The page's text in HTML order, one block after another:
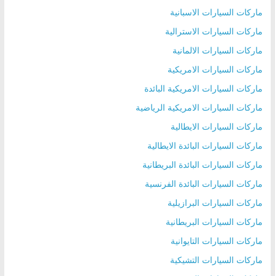
ماركات السيارات الاسبانية
ماركات السيارات الاسترالية
ماركات السيارات الالمانية
ماركات السيارات الامريكية
ماركات السيارات الامريكية البائدة
ماركات السيارات الامريكية الرياضية
ماركات السيارات الايطالية
ماركات السيارات البائدة الايطالية
ماركات السيارات البائدة البريطانية
ماركات السيارات البائدة الفرنسية
ماركات السيارات البرازيلية
ماركات السيارات البريطانية
ماركات السيارات التايوانية
ماركات السيارات التشيكية